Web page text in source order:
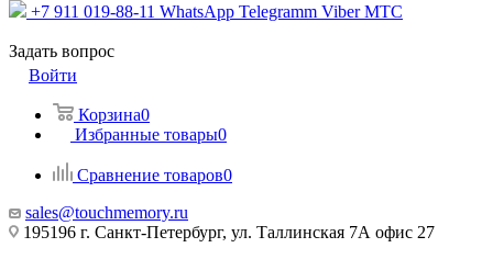
+7 911 019-88-11 WhatsApp Telegramm Viber МТС
Задать вопрос
Войти
Корзина0
Избранные товары0
Сравнение товаров0
sales@touchmemory.ru
195196 г. Санкт-Петербург, ул. Таллинская 7А офис 27